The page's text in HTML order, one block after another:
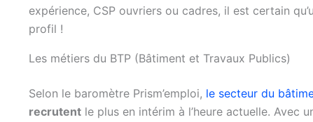
expérience, CSP ouvriers ou cadres, il est certain
profil !
Les métiers du BTP (Bâtiment et Travaux Publics)
Selon le baromètre Prism’emploi, le secteur du
recrutent le plus en intérim à l’heure actuelle. Avec